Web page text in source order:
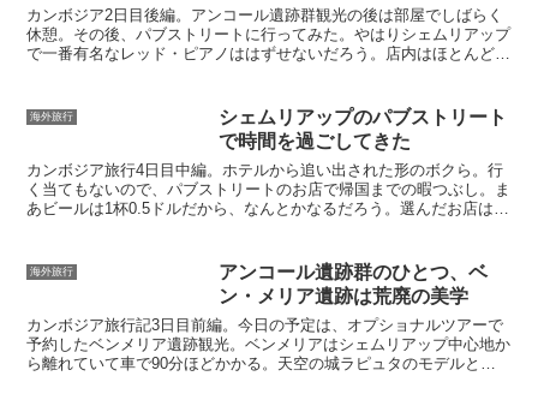
カンボジア2日目後編。アンコール遺跡群観光の後は部屋でしばらく
休憩。その後、パブストリートに行ってみた。やはりシェムリアップ
で一番有名なレッド・ピアノははずせないだろう。店内はほとんど西
海外旅行
シェムリアップのパブストリート
で時間を過ごしてきた
カンボジア旅行4日目中編。ホテルから追い出された形のボクら。行
く当てもないので、パブストリートのお店で帰国までの暇つぶし。ま
あビールは1杯0.5ドルだから、なんとかなるだろう。選んだお店はク
海外旅行
アンコール遺跡群のひとつ、ベ
ン・メリア遺跡は荒廃の美学
カンボジア旅行記3日目前編。今日の予定は、オプショナルツアーで
予約したベンメリア遺跡観光。ベンメリアはシェムリアップ中心地か
ら離れていて車で90分ほどかかる。天空の城ラピュタのモデルとな